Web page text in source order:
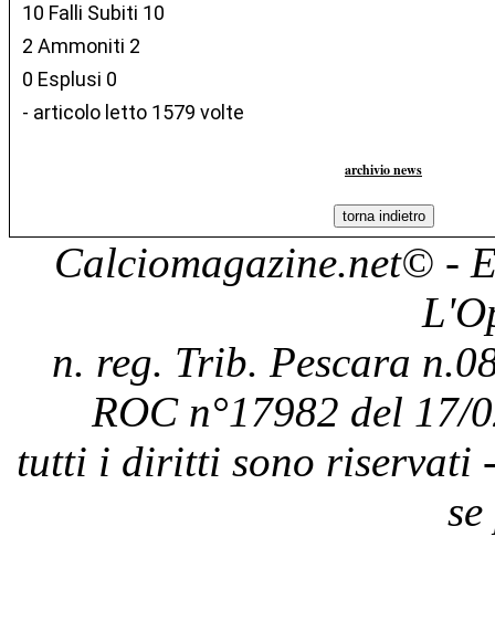
10 Falli Subiti 10
2 Ammoniti 2
0 Esplusi 0
- articolo letto 1579 volte
archivio news
Calciomagazine.net© -
n. reg. Trib. Pescara
ROC n°17982 del 17/
tutti i diritti sono riservati